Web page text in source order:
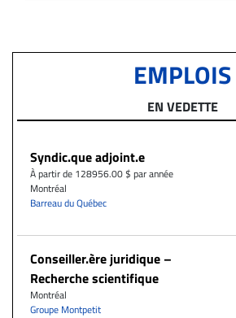
EMPLOIS
EN VEDETTE
Syndic.que adjoint.e
À partir de 128956.00 $ par année
Montréal
Barreau du Québec
Conseiller.ère juridique –
Recherche scientifique
Montréal
Groupe Montpetit